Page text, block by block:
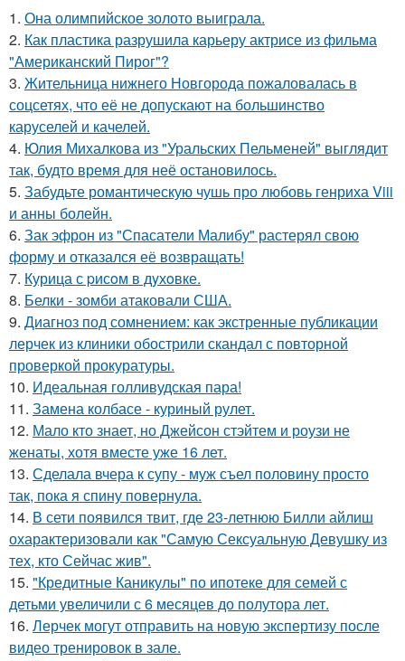
1. Она олимпийское золото выиграла.
2. Как пластика разрушила карьеру актрисе из фильма
"Американский Пирог"?
3. Жительница нижнего Новгорода пожаловалась в
соцсетях, что её не допускают на большинство
каруселей и качелей.
4. Юлия Михалкова из "Уральских Пельменей" выглядит
так, будто время для неё остановилось.
5. Забудьте романтическую чушь про любовь генриха Viii
и анны болейн.
6. Зак эфрон из "Спасатели Малибу" растерял свою
форму и отказался её возвращать!
7. Курица с pисoм в дyхoвке.
8. Белки - зомби атаковали США.
9. Диагноз под сомнением: как экстренные публикации
лерчек из клиники обострили скандал с повторной
проверкой прокуратуры.
10. Идеальная голливудская пара!
11. Замена колбасе - куриный рулет.
12. Мало кто знает, но Джейсон стэйтем и роузи не
женаты, хотя вместе уже 16 лет.
13. Сделала вчера к супу - муж съел половину просто
так, пока я спину повернула.
14. В сети появился твит, где 23-летнюю Билли айлиш
охарактеризовали как "Самую Сексуальную Девушку из
тех, кто Сейчас жив".
15. "Кредитные Каникулы" по ипотеке для семей с
детьми увеличили с 6 месяцев до полутора лет.
16. Лерчек могут отправить на новую экспертизу после
видео тренировок в зале.